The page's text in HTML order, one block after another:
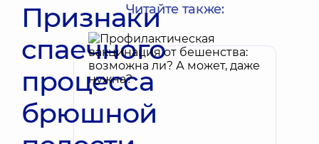
Признаки
спаечного
процесса
брюшной
Читайте также: